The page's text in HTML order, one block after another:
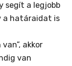
segít a legjobb
a határaidat is
akkor
van